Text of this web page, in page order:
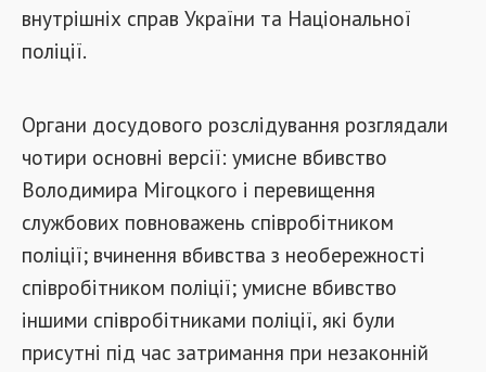
внутрішніх справ України та Національної
поліції.
Органи досудового розслідування розглядали
чотири основні версії: умисне вбивство
Володимира Мігоцкого і перевищення
службових повноважень співробітником
поліції; вчинення вбивства з необережності
співробітником поліції; умисне вбивство
іншими співробітниками поліції, які були
присутні під час затримання при незаконній